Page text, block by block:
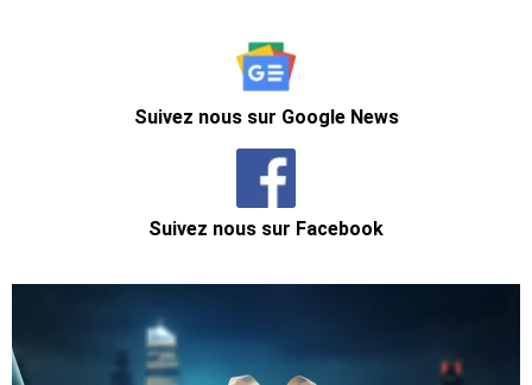
Suivez nous sur Google News
Suivez nous sur Facebook